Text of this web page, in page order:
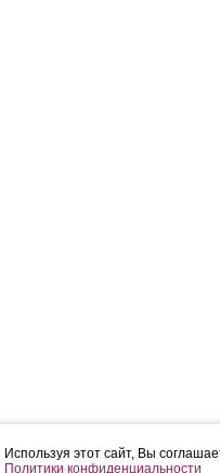
Используя этот сайт, Вы
Политики конфиденциальности